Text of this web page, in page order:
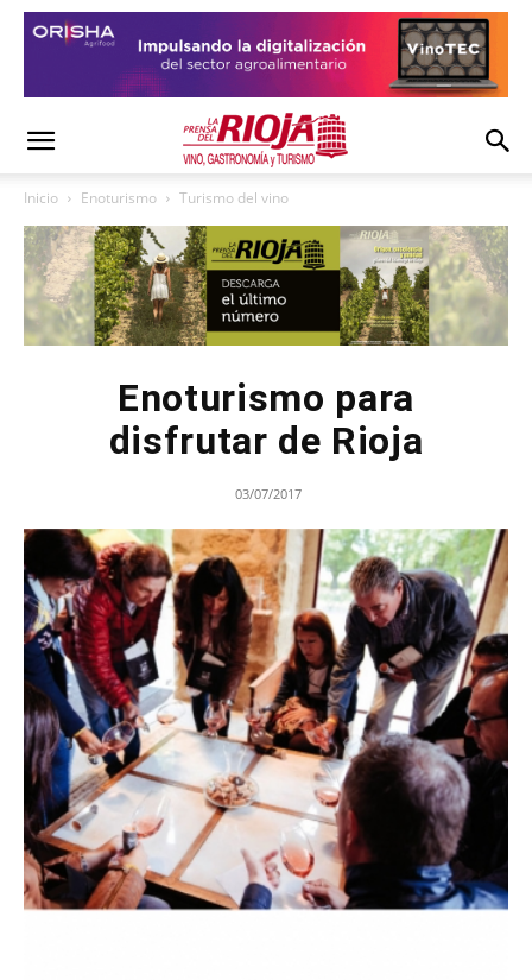
Inicio Enoturismo Turismo del vino
Enoturismo para
disfrutar de Rioja
03/07/2017